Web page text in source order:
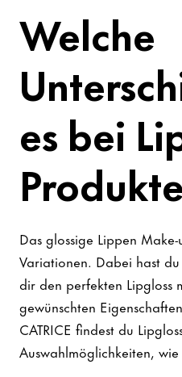
Welche
es bei
Das glossige Lippen
Variationen. Dabei hast
dir den perfekten Lipgloss
gewünschten
CATRICE findest du
Auswahlmöglichkeiten,